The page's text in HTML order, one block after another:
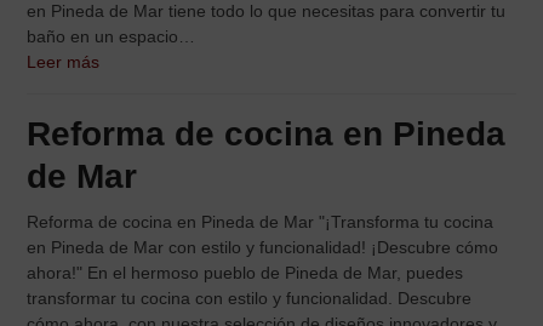
en Pineda de Mar tiene todo lo que necesitas para convertir tu
baño en un espacio…
Leer más
Reforma de cocina en Pineda
de Mar
Reforma de cocina en Pineda de Mar "¡Transforma tu cocina
en Pineda de Mar con estilo y funcionalidad! ¡Descubre cómo
ahora!" En el hermoso pueblo de Pineda de Mar, puedes
transformar tu cocina con estilo y funcionalidad. Descubre